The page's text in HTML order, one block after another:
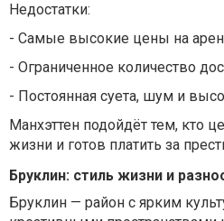
Недостатки:
- Самые высокие цены на
- Ограниченное количество
- Постоянная суета, шум и
Манхэттен подойдёт тем, кто
жизни и готов платить за
Бруклин: стиль жизни и
Бруклин — район с ярким